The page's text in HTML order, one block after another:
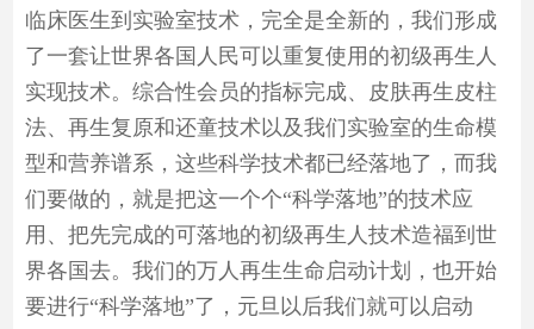
临床医生到实验室技术，完全是全新的，我们形成
了一套让世界各国人民可以重复使用的初级再生人
实现技术。综合性会员的指标完成、皮肤再生皮柱
法、再生复原和还童技术以及我们实验室的生命模
型和营养谱系，这些科学技术都已经落地了，而我
们要做的，就是把这一个个“科学落地”的技术应
用、把先完成的可落地的初级再生人技术造福到世
界各国去。我们的万人再生生命启动计划，也开始
要进行“科学落地”了，元旦以后我们就可以启动